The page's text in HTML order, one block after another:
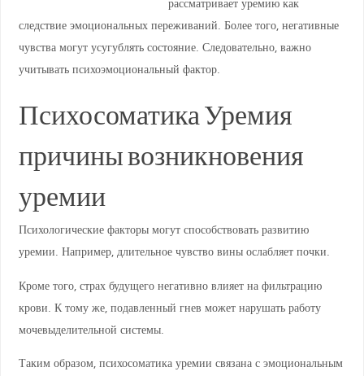
рассматривает уремию как
следствие эмоциональных переживаний. Более того, негативные
чувства могут усугублять состояние. Следовательно, важно
учитывать психоэмоциональный фактор.
Психосоматика Уремия
причины возникновения
уремии
Психологические факторы могут способствовать развитию
уремии. Например, длительное чувство вины ослабляет почки.
Кроме того, страх будущего негативно влияет на фильтрацию
крови. К тому же, подавленный гнев может нарушать работу
мочевыделительной системы.
Таким образом, психосоматика уремии связана с эмоциональным